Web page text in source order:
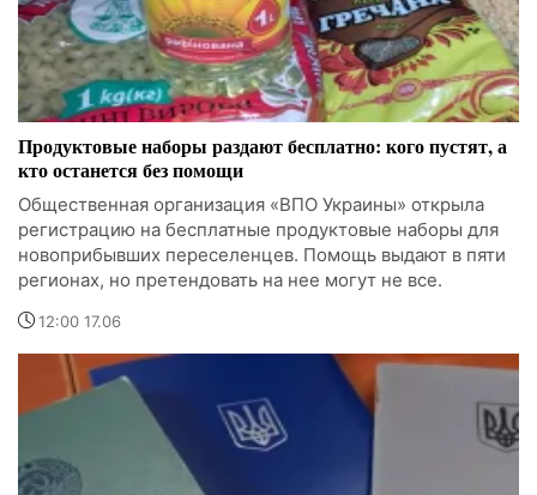
Продуктовые наборы раздают бесплатно: кого пустят, а
кто останется без помощи
Общественная организация «ВПО Украины» открыла
регистрацию на бесплатные продуктовые наборы для
новоприбывших переселенцев. Помощь выдают в пяти
регионах, но претендовать на нее могут не все.
12:00 17.06